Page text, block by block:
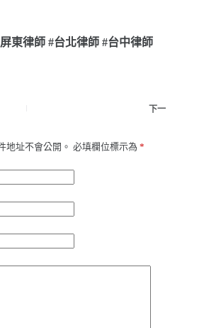
東律師 #台北律師 #台中律師
下一
地址不會公開。 必填欄位標示為 *